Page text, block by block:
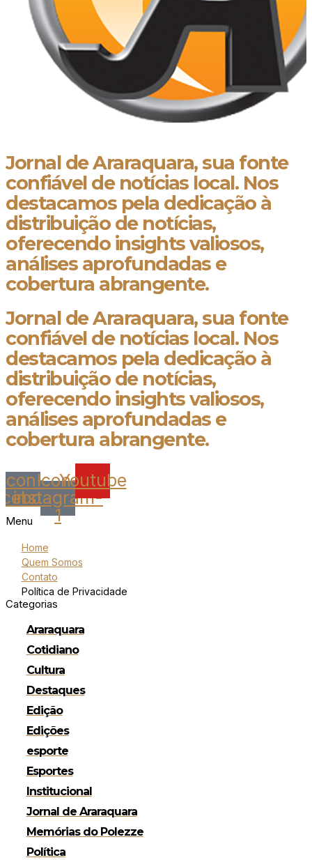
Jornal de Araraquara, sua fonte
confiável de notícias local. Nos
destacamos pela dedicação à
distribuição de notícias,
oferecendo insights valiosos,
análises aprofundadas e
cobertura abrangente.
Jornal de Araraquara, sua fonte
confiável de notícias local. Nos
destacamos pela dedicação à
distribuição de notícias,
oferecendo insights valiosos,
análises aprofundadas e
cobertura abrangente.
Icon-Icon-
instagram-
1
Youtube
Menu
Home
Quem Somos
Contato
Política de Privacidade
Categorias
Araraquara
Cotidiano
Cultura
Destaques
Edição
Edições
esporte
Esportes
Institucional
Jornal de Araraquara
Memórias do Polezze
Política